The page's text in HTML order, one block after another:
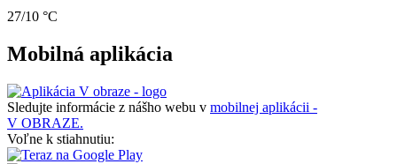
27/10 °C
Mobilná aplikácia
Sledujte informácie z nášho webu v mobilnej aplikácii -
V OBRAZE.
Voľne k stiahnutiu: